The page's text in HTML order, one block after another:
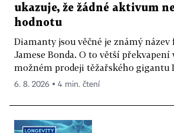
ukazuje, že žádné aktivum
hodnotu
Diamanty jsou věčné je známý název
Jamese Bonda. O to větší překvapení
možném prodeji těžařského gigantu
6. 8. 2026 ▪ 4 min. čtení